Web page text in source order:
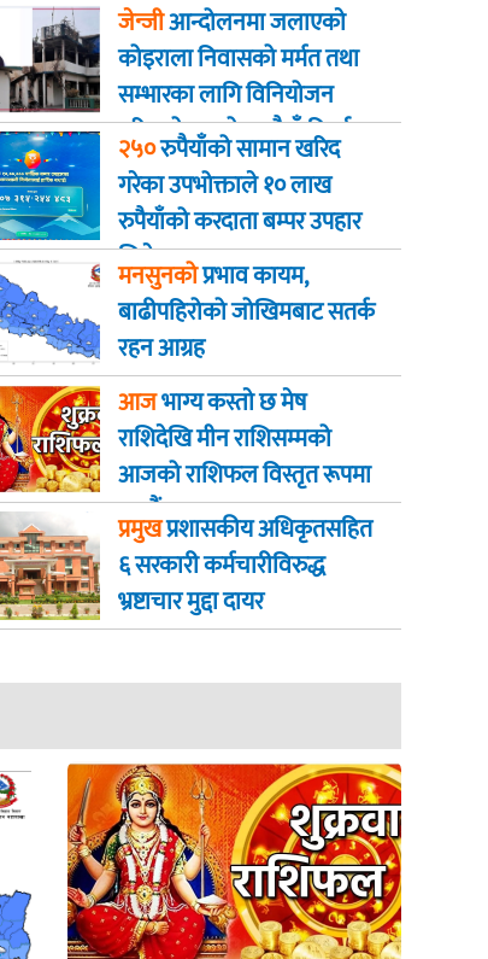
जेन्जीआन्दोलनमा जलाएकाे
कोइराला निवासको मर्मत तथा
सम्भारका लागि विनियोजन
गरिएको २ करोड रुपैयाँ फिर्ता
२५०रुपैयाँको सामान खरिद
गरेका उपभोक्ताले १० लाख
रुपैयाँको करदाता बम्पर उपहार
जिते
मनसुनकोप्रभाव कायम,
बाढीपहिरोको जोखिमबाट सतर्क
रहन आग्रह
आजभाग्य कस्ताे छ मेष
राशिदेखि मीन राशिसम्मको
आजको राशिफल विस्तृत रूपमा
जानौं
प्रमुखप्रशासकीय अधिकृतसहित
६ सरकारी कर्मचारीविरुद्ध
भ्रष्टाचार मुद्दा दायर